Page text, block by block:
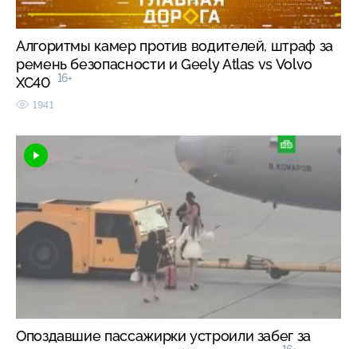
Алгоритмы камер против водителей, штраф за
ремень безопасности и Geely Atlas vs Volvo
XC40 16+
1941
Опоздавшие пассажирки устроили забег за